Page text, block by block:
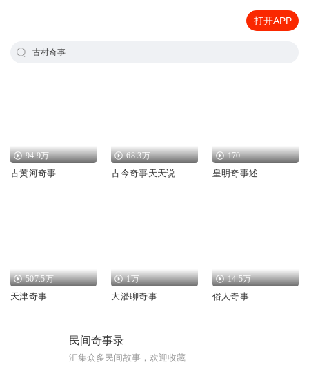
打开APP
古村奇事
94.9万
古黄河奇事
68.3万
古今奇事天天说
170
皇明奇事述
507.5万
天津奇事
1万
大潘聊奇事
14.5万
俗人奇事
民间奇事录
汇集众多民间故事，欢迎收藏